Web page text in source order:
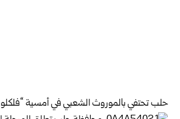
حلب تحتفي بالموروث الشعبي في أمسية “فلكلور